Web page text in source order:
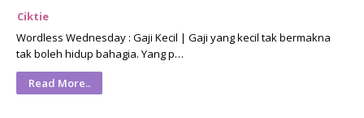
Ciktie
Wordless Wednesday : Gaji Kecil | Gaji yang kecil tak bermakna
tak boleh hidup bahagia. Yang p…
Read More..